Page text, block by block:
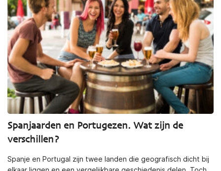
Spanjaarden en Portugezen. Wat zijn de
verschillen?
Spanje en Portugal zijn twee landen die geografisch dicht bij